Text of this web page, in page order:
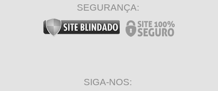
SEGURANÇA:
SIGA-NOS: